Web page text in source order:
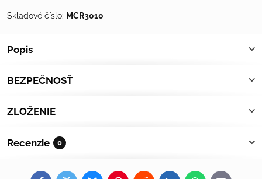
Skladové číslo: MCR3010
Popis
BEZPEČNOSŤ
ZLOŽENIE
Recenzie 0